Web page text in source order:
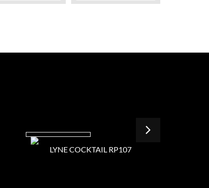
LYNE COCKTAIL RP107